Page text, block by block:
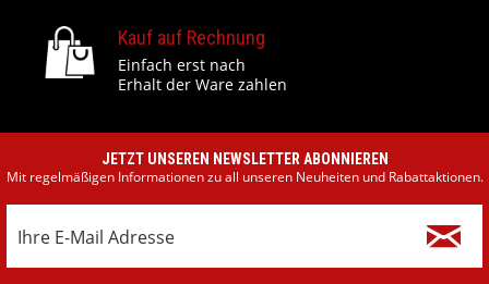
Kauf auf Rechnung
Einfach erst nach
Erhalt der Ware zahlen
JETZT UNSEREN NEWSLETTER ABONNIEREN
Mit regelmäßigen Informationen zu all unseren Neuheiten und Rabattaktionen.